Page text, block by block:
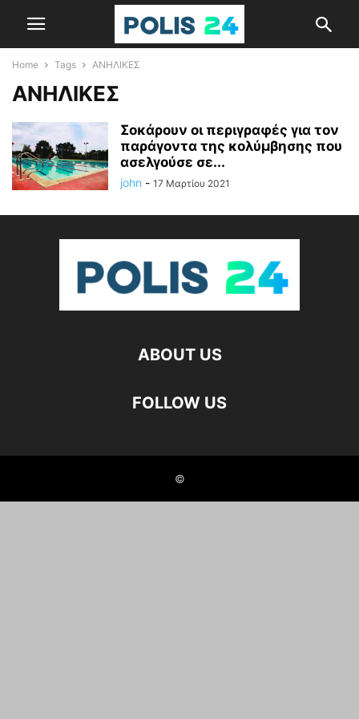
Home Tags ΑΝΗΛΙΚΕΣ
ΑΝΗΛΙΚΕΣ
Σοκάρουν οι περιγραφές για τον
παράγοντα της κολύμβησης που
ασελγούσε σε...
john - 17 Μαρτίου 2021
ABOUT US
FOLLOW US
©